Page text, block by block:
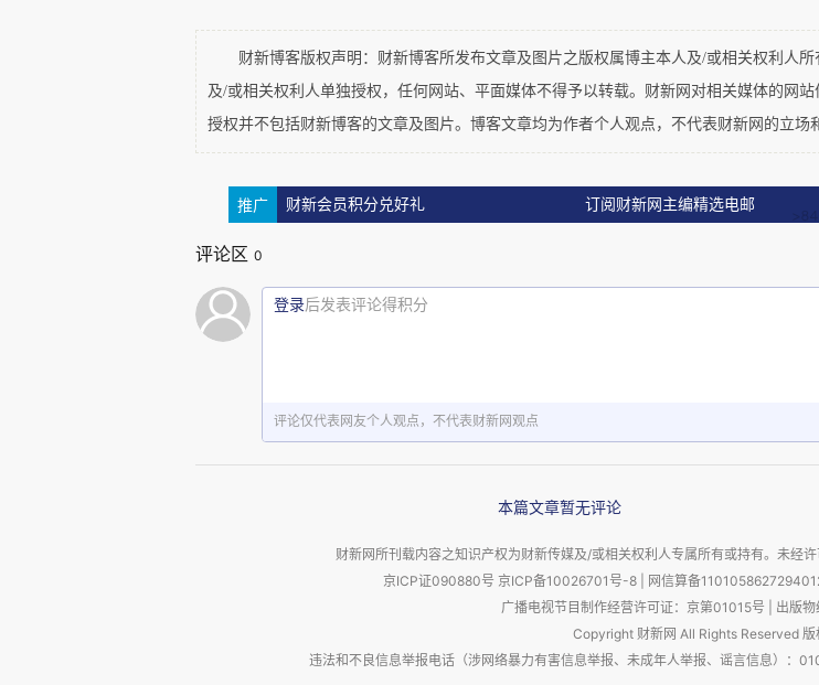
出畅通退出渠道、推动耐心资本参与股权投资等政策建议，为优化我国
业发展提供参考。
二、中国风险投资发展历程
中国风险投资起始于20世纪80年代，发展历程可分为以下几个阶段
（一）起步期（1985-1992年）：政府主导
由此拉开中国风险投资的帷幕。1986年，中国境内第一家风险投资
技术创业投资公司（中创公司）成立，注册资本约为1000万美元，由
政部分别持股40%和23%，成立主要目的在于为高新技术产业提供资
年，中共中央批准实施“国家高技术研究发展计划”，国家科委实施星
年，国务院批准实施发展高新技术产业的指导性计划——火炬计划。
分别旨在促进基础科学研究、推动农村科技进步、促进高新科技成果
中国政府对高新技术产业发展的高度重视。
财新博客版权声明：财新博客所发布文章及图片之版权属博主本人及/或相关权利人所
及/或相关权利人单独授权，任何网站、平面媒体不得予以转载。财新网对相关媒体的网
授权并不包括财新博客的文章及图片。博客文章均为作者个人观点，不代表财新网的立场
推广 财新会员积分兑好礼 订阅财新网主编精选电邮
评论区 0
登录后发表评论得积分
评论仅代表网友个人观点，不代表财新网观点
本篇文章暂无评论
财新网所刊载内容之知识产权为财新传媒及/或相关权利人专属所有或持有。未经
京ICP证090880号 京ICP备10026701号-8 网信算备
广播电视节目制作经营许可证：京第01015号
出版
Copyright 财新网 All Rights Reserved 版
违法和不良信息举报电话（涉网络暴力有害信息举报、未成年人举报、谣言信息）